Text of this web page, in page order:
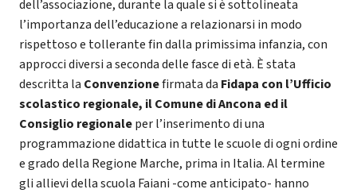
dell’associazione, durante la quale si è sottolineata
l’importanza dell’educazione a relazionarsi in modo
rispettoso e tollerante fin dalla primissima infanzia, con
approcci diversi a seconda delle fasce di età. È stata
descritta la Convenzionefirmata da Fidapa con l’Ufficio
scolastico regionale, il Comune di Ancona ed il
Consiglio regionaleper l’inserimento di una
programmazione didattica in tutte le scuole di ogni ordine
e grado della Regione Marche, prima in Italia. Al termine
gli allievi della scuola Faiani -come anticipato- hanno